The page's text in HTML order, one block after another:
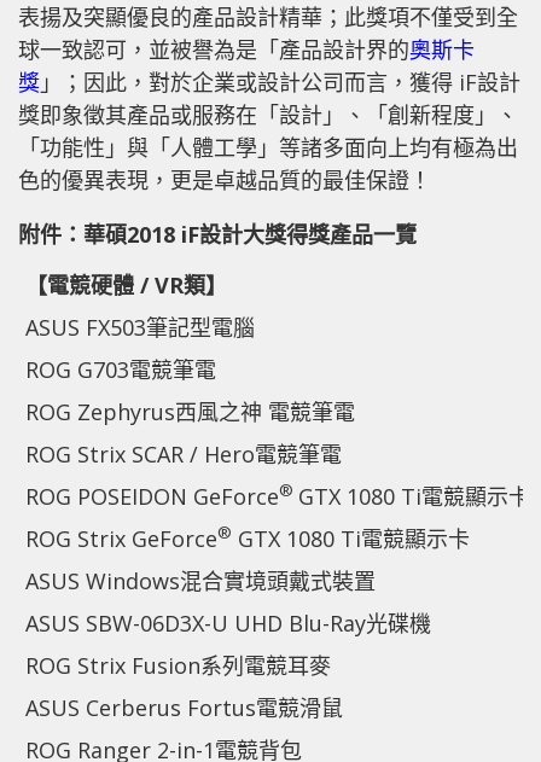
表揚及突顯優良的產品設計精華；此獎項不僅受到全
球一致認可，並被譽為是「產品設計界的奧斯卡
獎 」；因此，對於企業或設計公司而言，獲得 iF設計
獎即象徵其產品或服務在「設計」、「創新程度」、
「功能性」與「人體工學」等諸多面向上均有極為出
色的優異表現，更是卓越品質的最佳保證！
附件：華碩2018 iF設計大獎得獎產品一覽
【電競硬體 / VR類】
ASUS FX503筆記型電腦
ROG G703電競筆電
ROG Zephyrus西風之神 電競筆電
ROG Strix SCAR / Hero電競筆電
ROG POSEIDON GeForce® GTX 1080 Ti電競顯示卡
ROG Strix GeForce® GTX 1080 Ti電競顯示卡
ASUS Windows混合實境頭戴式裝置
ASUS SBW-06D3X-U UHD Blu-Ray光碟機
ROG Strix Fusion系列電競耳麥
ASUS Cerberus Fortus電競滑鼠
ROG Ranger 2-in-1電競背包